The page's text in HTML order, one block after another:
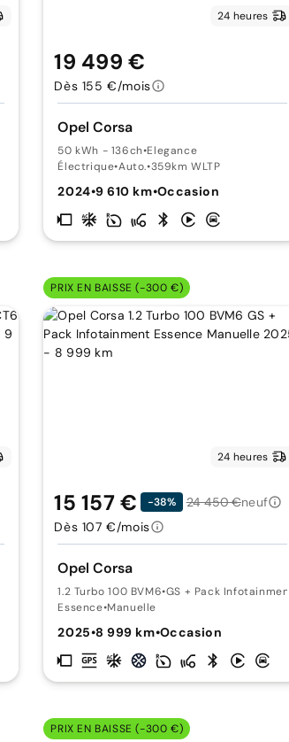
24 heures
Opel Corsa
50 kWh - 136ch•Elegance
Électrique•Auto.•359km WLTP
2024•9 610 km•Occasion
19 499 €
Dès 155 €/mois
PRIX EN BAISSE (-300 €)
24 heures
Opel Corsa
1.2 Turbo 100 BVM6•GS + Pack Infotainment
Essence•Manuelle
2025•8 999 km•Occasion
15 157 € -38% 24 450 €neuf
Dès 107 €/mois
PRIX EN BAISSE (-300 €)